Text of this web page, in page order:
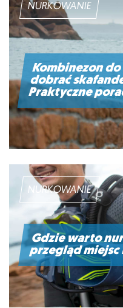
NURKOWANIE
Kombinezon
dobrać
Praktyczne
NURKOWANIE
Gdzie warto
przegląd